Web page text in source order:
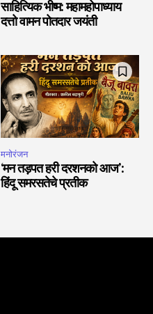
साहित्यिक भीष्म: महामहोपाध्याय
दत्तो वामन पोतदार जयंती
मनोरंजन
‘मन तड़पत हरी दरशनको आज’:
हिंदू समरसतेचे प्रतीक